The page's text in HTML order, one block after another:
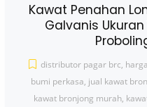
Kawat Penahan
Galvanis Ukuran
distributor pagar brc,
bumi perkasa, jual kawat
kawat bronjong murah,